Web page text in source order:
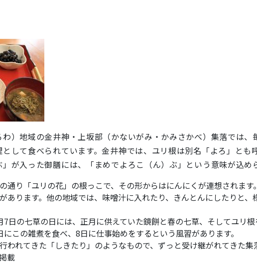
）地域の金井神・上坂部（かないがみ・かみさかべ）集落では
して食べられています。金井神では、ユリ根は別名「よろ」とも
が入った御膳には、「まめでよろこ（ん）ぶ」という意味が込め
通り「ユリの花」の根っこで、その形からはにんにくが連想されま
あります。他の地域では、味噌汁に入れたり、きんとんにしたりと、
日の七草の日には、正月に供えていた鏡餅と春の七草、そしてユリ
この雑煮を食べ、8日に仕事始めをするという風習があります。
われてきた「しきたり」のようなもので、ずっと受け継がれてきた集
載